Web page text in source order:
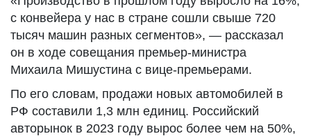
с конвейера у нас в стране сошли свыше 720
тысяч машин разных сегментов», — рассказал
он в ходе совещания премьер-министра
Михаила Мишустина с вице-премьерами.
По его словам, продажи новых автомобилей в
РФ составили 1,3 млн единиц. Российский
авторынок в 2023 году вырос более чем на 50%,